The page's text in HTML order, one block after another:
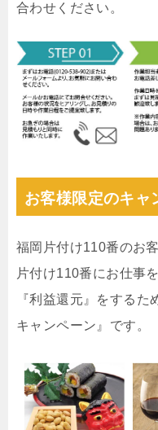
合わせください。
お客様限定のキャ
福岡片付け110番のお
片付け110番にお仕事
『利益還元』をする
キャンペーン』です。